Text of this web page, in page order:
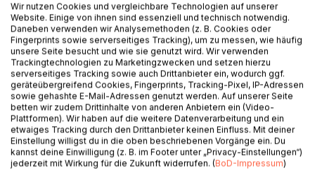
BESCHREIBUNG
Solch relative Freiheit wie in einem Westberlin
aufzuwachsen, das von einer Mauer umgeben ist, in einer
Familie, in der sich ständig alle umbringen wollen, wo ein
Kind, eingesperrt auf sechs Quadratmetern, lernen soll sich
selbst genug zu sein, da können ein Kopf und ein Herz das
kreativ verarbeiten, inklusive Rückkehr und relativer
Versöhnung.
Weniger durch Dokumentation oder indem ich Zeugnis
ablege, als wenn ich mir die Freiheit nehme zu erzählen.
Wir nutzen Cookies und vergleichbare Technologien auf unserer
Website. Einige von ihnen sind essenziell und technisch notwendig.
Daneben verwenden wir Analysemethoden (z. B. Cookies oder
Fingerprints sowie serverseitiges Tracking), um zu messen, wie häufig
unsere Seite besucht und wie sie genutzt wird. Wir verwenden
Trackingtechnologien zu Marketingzwecken und setzen hierzu
serverseitiges Tracking sowie auch Drittanbieter ein, wodurch ggf.
geräteübergreifend Cookies, Fingerprints, Tracking-Pixel, IP-Adressen
sowie gehashte E-Mail-Adressen genutzt werden. Auf unserer Seite
betten wir zudem Drittinhalte von anderen Anbietern ein (Video-
Plattformen). Wir haben auf die weitere Datenverarbeitung und ein
etwaiges Tracking durch den Drittanbieter keinen Einfluss. Mit deiner
Einstellung willigst du in die oben beschriebenen Vorgänge ein. Du
kannst deine Einwilligung (z. B. im Footer unter „Privacy-Einstellungen“)
jederzeit mit Wirkung für die Zukunft widerrufen. (BoD-Impressum)